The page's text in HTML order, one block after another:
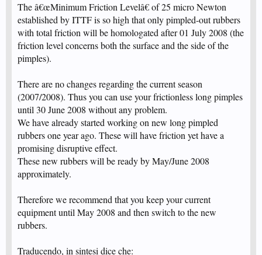
The â€œMinimum Friction Levelâ€ of 25 micro Newton
established by ITTF is so high that only pimpled-out rubbers
with total friction will be homologated after 01 July 2008 (the
friction level concerns both the surface and the side of the
pimples).
There are no changes regarding the current season
(2007/2008). Thus you can use your frictionless long pimples
until 30 June 2008 without any problem.
We have already started working on new long pimpled
rubbers one year ago. These will have friction yet have a
promising disruptive effect.
These new rubbers will be ready by May/June 2008
approximately.
Therefore we recommend that you keep your current
equipment until May 2008 and then switch to the new
rubbers.
Traducendo, in sintesi dice che: